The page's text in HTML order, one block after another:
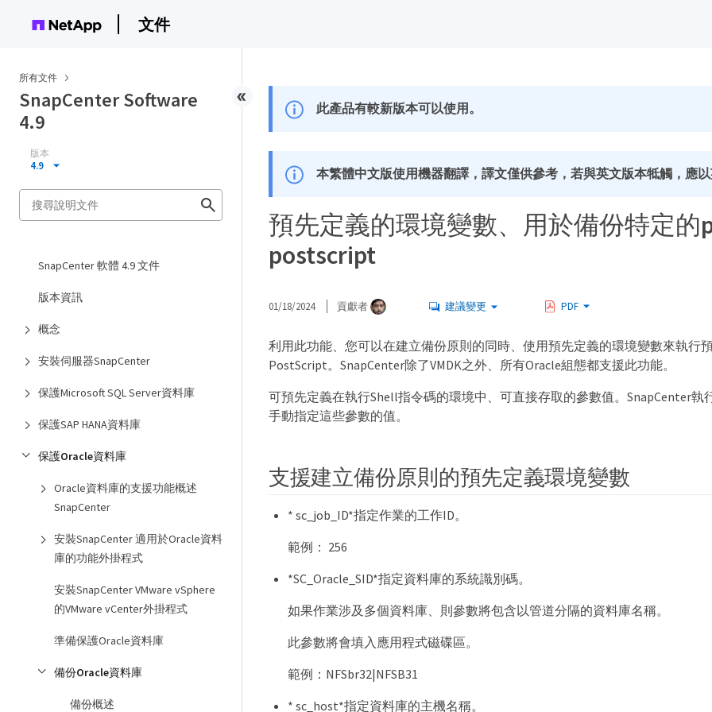
文件
所有文件
SnapCenter Software
4.9
版本
4.9
SnapCenter 軟體 4.9 文件
版本資訊
概念
安裝伺服器SnapCenter
保護Microsoft SQL Server資料庫
保護SAP HANA資料庫
保護Oracle資料庫
Oracle資料庫的支援功能概述
SnapCenter
安裝SnapCenter 適用於Oracle資料
庫的功能外掛程式
安裝SnapCenter VMware vSphere
的VMware vCenter外掛程式
準備保護Oracle資料庫
備份Oracle資料庫
備份概述
此產品有較新版本可以使用。
本繁體中文版使用機器翻譯，譯文僅供參考，若與英文版本牴觸，應以
預先定義的環境變數、用於備份特定的
postscript
01/18/2024 貢獻者 建議變更 PDF
利用此功能、您可以在建立備份原則的同時、使用預先定義的環境變數來執行
PostScript。SnapCenter除了VMDK之外、所有Oracle組態都支援此功能。
可預先定義在執行Shell指令碼的環境中、可直接存取的參數值。SnapCenter執
手動指定這些參數的值。
支援建立備份原則的預先定義環境變數
* sc_job_ID*指定作業的工作ID。
範例： 256
*SC_Oracle_SID*指定資料庫的系統識別碼。
如果作業涉及多個資料庫、則參數將包含以管道分隔的資料庫名稱。
此參數將會填入應用程式磁碟區。
範例：NFSbr32|NFSB31
* sc_host*指定資料庫的主機名稱。